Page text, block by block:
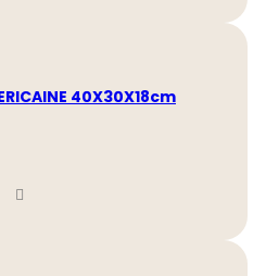
40X30X18cm